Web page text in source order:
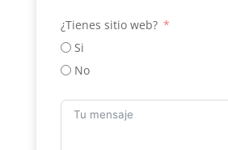
¿Tienes sitio web?
Si
No